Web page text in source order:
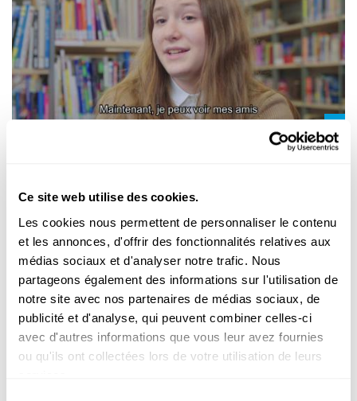
Ce site web utilise des cookies.
Les cookies nous permettent de personnaliser le contenu
et les annonces, d'offrir des fonctionnalités relatives aux
médias sociaux et d'analyser notre trafic. Nous
partageons également des informations sur l'utilisation de
notre site avec nos partenaires de médias sociaux, de
publicité et d'analyse, qui peuvent combiner celles-ci
avec d'autres informations que vous leur avez fournies
ou qu'ils ont collectées lors de votre utilisation de leurs
enfants à l’épreuve de la pandémie
Les enfants et adolescents sont durement touchés par les
changements liés à la pandémie du coronavirus. Le projet
COVID-Kids s’est intéressé aux conséquences de la première
vague sur eux.
University of Luxembourg